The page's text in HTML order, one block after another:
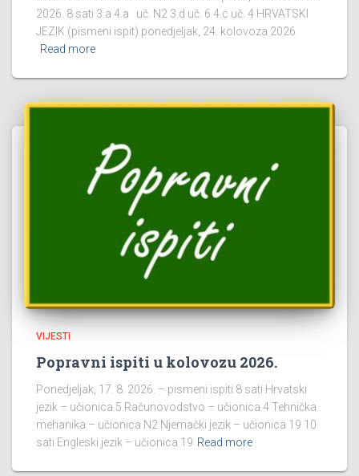
2026. 8 sati 3.a 4.a uč. N2 3.d uč. 6 4.c uč. 4 HRVATSKI
JEZIK (pismeni ispit) ponedjeljak, 24. kolovoza 2026.
Read more
VIJESTI
Popravni ispiti u kolovozu 2026.
Ponedjeljak, 17. 8. 2026. – pismeni ispiti 8 sati Hrvatski
jezik – učionica 5 Računovodstvo – učionica 4 Tehnička
mehanika – učionica N2 Njemački jezik – učionica 19 10
sati Engleski jezik – učionica 19 Read more